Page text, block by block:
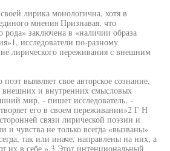
лирика монологична, хотя в
мнения Признавая, что
рода» заключена в «наличии образа
исследователи по-разному
лирического переживания с внешним
выявляет свое авторское сознание,
внешних и внутренних смысловых
мир, - пишет исследователь, -
его в своем переживании»2 Г Н
связи лирической поэзии и
и чувства не только всегда «вызваны»
так или иначе, направлены на них, а
их в себе » 3 Этот интенциональный